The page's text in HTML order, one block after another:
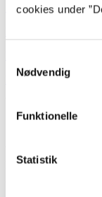
cookies under
Nødvendig
Funktionelle
Statistik
Søg
Menu
Siden blev
Den ønskede side